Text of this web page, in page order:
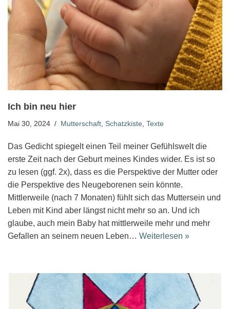
Ich bin neu hier
Mai 30, 2024 Mutterschaft Schatzkiste Texte
Das Gedicht spiegelt einen Teil meiner Gefühlswelt die
erste Zeit nach der Geburt meines Kindes wider. Es ist so
zu lesen (ggf. 2x), dass es die Perspektive der Mutter oder
die Perspektive des Neugeborenen sein könnte.
Mittlerweile (nach 7 Monaten) fühlt sich das Muttersein und
Leben mit Kind aber längst nicht mehr so an. Und ich
glaube, auch mein Baby hat mittlerweile mehr und mehr
Gefallen an seinem neuen Leben… Weiterlesen »